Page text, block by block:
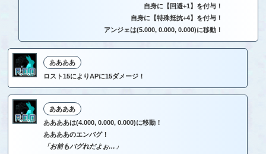
自身に【回避+1】を付与！
自身に【特殊抵抗+4】を付与！
アンジェは(5.000, 0.000, 0.000)に移動！
ああああ
ロスト15によりAPに15ダメージ！
ああああ
ああああは(4.000, 0.000, 0.000)に移動！
ああああのエンバグ！
「お前もバグれだよぉ…」